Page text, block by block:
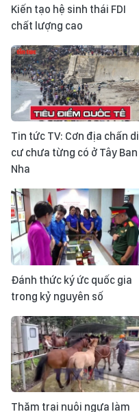
Kiến tạo hệ sinh thái FDI
chất lượng cao
Tin tức TV: Cơn địa chấn di
cư chưa từng có ở Tây Ban
Nha
Đánh thức ký ức quốc gia
trong kỷ nguyên số
Thăm trại nuôi ngựa làm